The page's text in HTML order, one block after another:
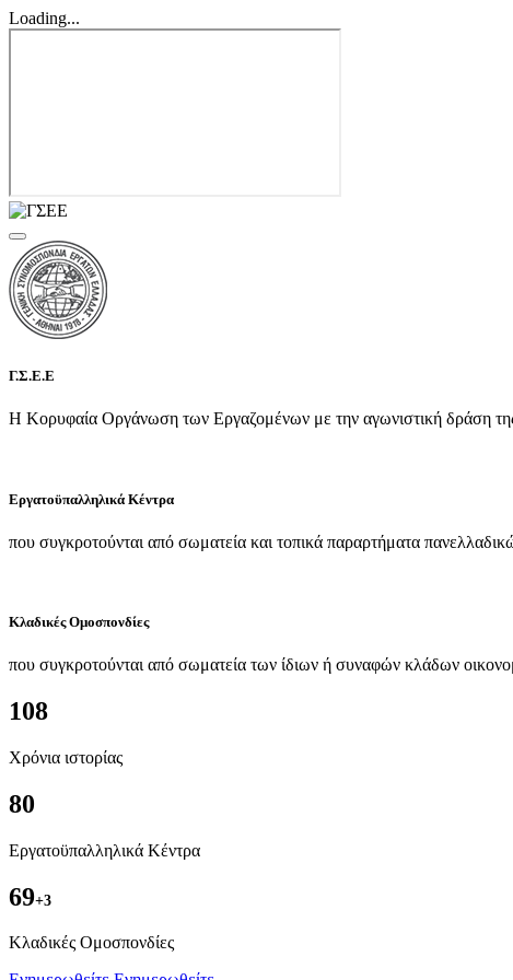
Loading...
Γ.Σ.Ε.Ε
Η Κορυφαία Οργάνωση των Εργαζομένων με την αγωνιστική δράση της
Εργατοϋπαλληλικά Κέντρα
που συγκροτούνται από σωματεία και τοπικά παραρτήματα
Κλαδικές Ομοσπονδίες
που συγκροτούνται από σωματεία των ίδιων ή συναφών κλάδων
108
Χρόνια ιστορίας
80
Εργατοϋπαλληλικά Κέντρα
69+3
Kλαδικές Ομοσπονδίες